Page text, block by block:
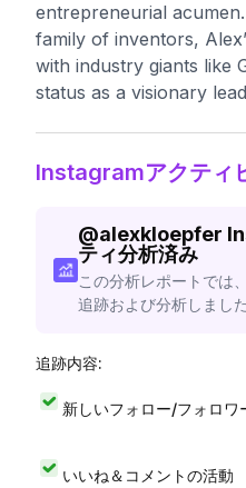
entrepreneurial
family of inventors,
with industry giants like
status as a visionary
Instagramアクティ
@alexkloepfer
ティ分析済み
この分析レポートでは
追跡および分析しました
追跡内容:
新しいフォロー/フォロワ
いいね＆コメントの活動